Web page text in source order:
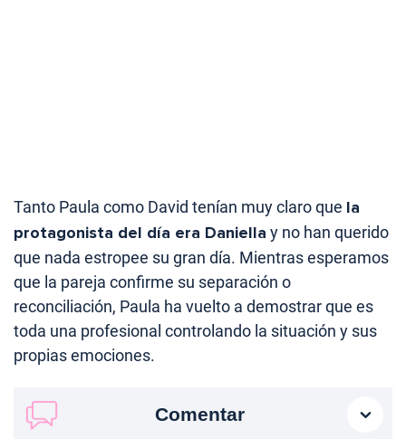
Tanto Paula como David tenían muy claro que la
protagonista del día era Daniella y no han querido
que nada estropee su gran día. Mientras esperamos
que la pareja confirme su separación o
reconciliación, Paula ha vuelto a demostrar que es
toda una profesional controlando la situación y sus
propias emociones.
Comentar